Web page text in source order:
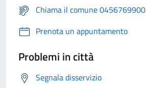
Chiama il comune 0456769900
Prenota un appuntamento
Problemi in città
Segnala disservizio